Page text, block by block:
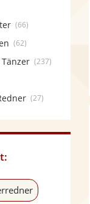
(66)
(62)
(237)
(27)